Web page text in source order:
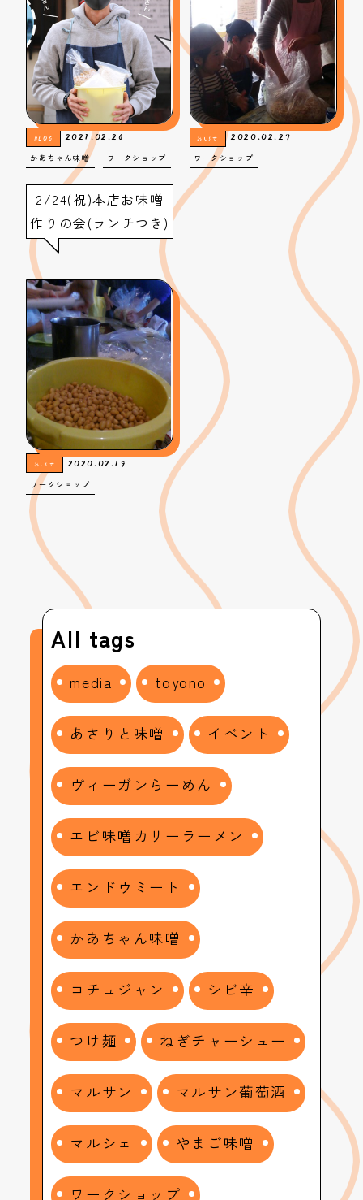
BLOG 2021.02.26
かあちゃん味噌 ワークショップ
おしらせ 2020.02.27
ワークショップ
2/24(祝)本店お味噌
作りの会(ランチつき)
おしらせ 2020.02.19
ワークショップ
All tags
media toyono
あさりと味噌 イベント
ヴィーガンらーめん
エビ味噌カリーラーメン
エンドウミート
かあちゃん味噌
コチュジャン シビ辛
つけ麺 ねぎチャーシュー
マルサン マルサン葡萄酒
マルシェ やまご味噌
ワークショップ